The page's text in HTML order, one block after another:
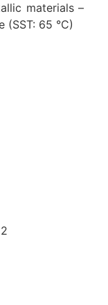
materials –
(SST: 65 °C)